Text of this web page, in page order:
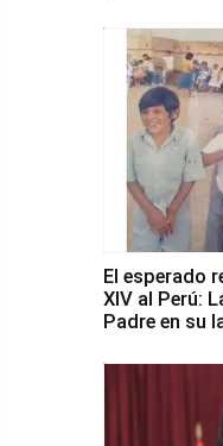
El esperado
XIV al Perú:
Padre en su